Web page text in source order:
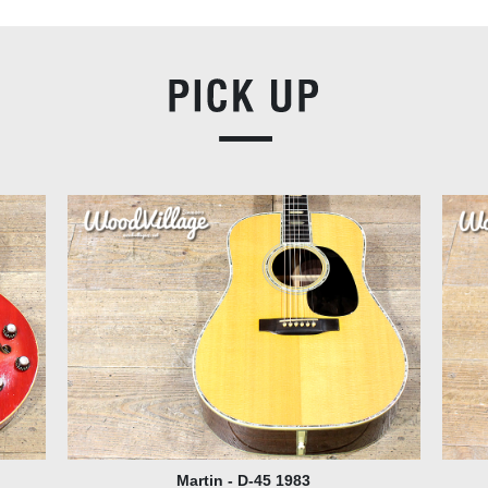
YAMAHA L-52 CUSTOM 1975